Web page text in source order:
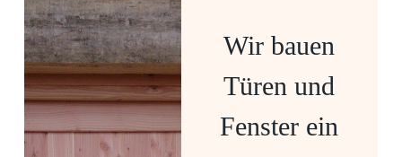
Wir bauen
Türen und
Fenster ein